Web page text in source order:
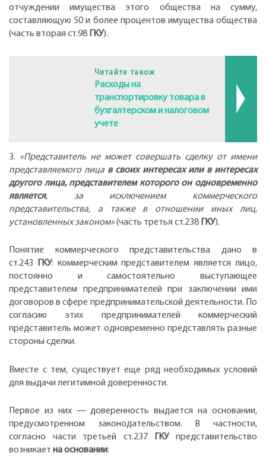
отчуждении имущества этого общества на сумму,
составляющую 50 и более процентов имущества общества
(часть вторая ст.98
ГКУ).
Читайте також
Расходы на
транспортировку товара в
бухгалтерском и налоговом
учете
3. «Представитель не может совершать сделку от имени
представляемого лица в своих интересах или в интересах
другого лица, представителем которого он одновременно
является, за исключением коммерческого
представительства, а также в отношении иных лиц,
установленных законом»(часть третья ст.238 ГКУ).
Понятие коммерческого представительства дано в
ст.243 ГКУ: коммерческим представителем является лицо,
постоянно и самостоятельно выступающее
представителем предпринимателей при заключении ими
договоров в сфере предпринимательской деятельности. По
согласию этих предпринимателей коммерческий
представитель может одновременно представлять разные
стороны сделки.
Вместе с тем, существует еще ряд необходимых условий
для выдачи легитимной доверенности.
Первое из них — доверенность выдается на основании,
предусмотренном законодательством. В частности,
согласно части третьей ст.237 ГКУпредставительство
возникает на основании: